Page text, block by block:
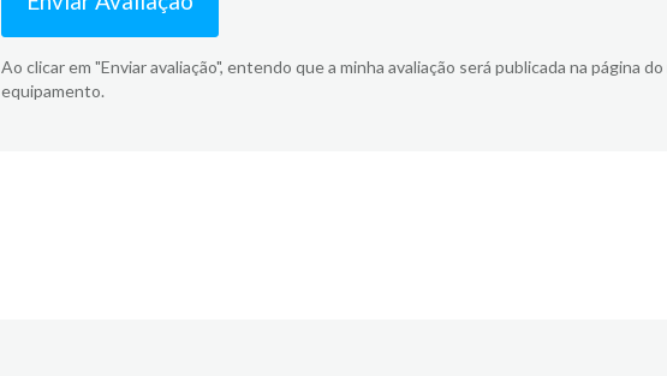
Ao clicar em "Enviar avaliação", entendo que a minha avaliação será publicada na página
equipamento.